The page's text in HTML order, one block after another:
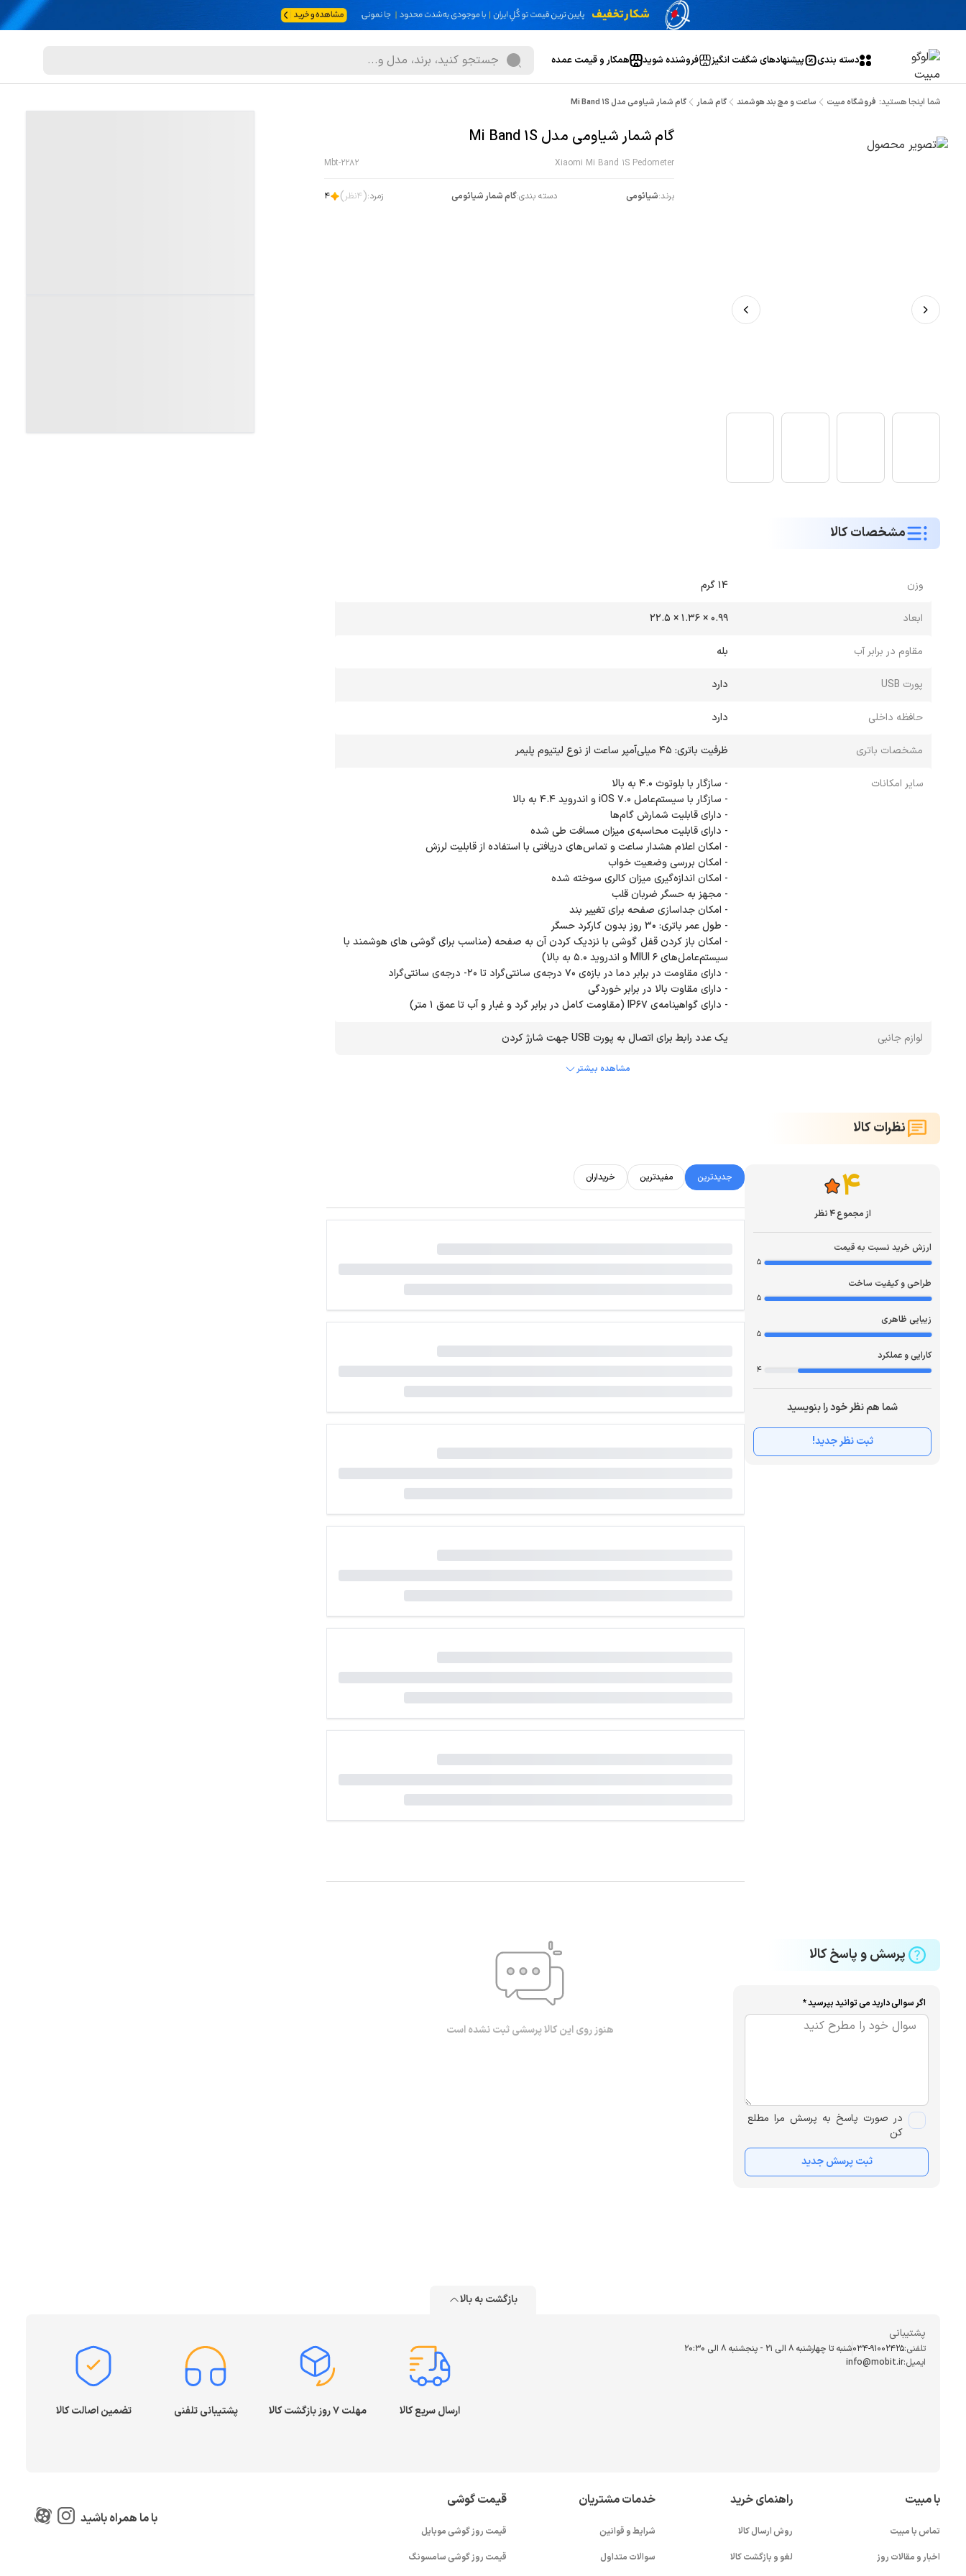
دسته بندی پیشنهاد‌های شگفت انگیز فروشنده شوید همکار و قیمت عمده
شما اینجا هستید: فروشگاه مبیت ساعت و مچ بند هوشمند گام شمار گام شمار شیاومی مدل Mi Band 1S
گام شمار شیاومی مدل Mi Band 1S
Xiaomi Mi Band 1S Pedometer
Mbt-2282
برند:شیائومی دسته بندی:گام شمار شیائومی زمرد:(
4نظر)
4
مشخصات کالا
وزن 14 گرم
ابعاد 0.99 × 1.36 × 22.5
مقاوم در برابر آب بله
پورت USB دارد
حافظه داخلی دارد
مشخصات باتری ظرفیت باتری: 45 میلی‌آمپر ساعت از نوع لیتیوم پلیمر
سایر امکانات
- امکان باز کردن قفل گوشی با نزدیک کردن آن به صفحه‌ (مناسب برای گوشی های هوشمند با
- دارای گواهینامه‌ی IP67 (مقاومت کامل در برابر گرد و غبار و آب تا عمق 1 متر)
لوازم جانبی یک عدد رابط برای اتصال به پورت USB جهت شارژ کردن
مشاهده بیشتر
نظرات کالا
4
از مجموع 4 نظر
ارزش خرید نسبت به قیمت
5
طراحی و کیفیت ساخت
5
زیبایی ظاهری
5
کارایی و عملکرد
4
شما هم نظر خود را بنویسید
ثبت نظر جدید!
جدیدترین مفیدترین خریداران
پرسش و پاسخ کالا
اگر سوالی دارید می توانید بپرسید *
در صورت پاسخ به پرسش مرا مطلع
کن
ثبت پرسش جدید
هنوز روی این کالا پرسشی ثبت نشده است
بازگشت به بالا
پشتیبانی
تلفنی:034-91002425شنبه تا چهارشنبه ۸ الی ۲۱ - پنجشنبه 8 الی ۲۰:۳۰
ایمیل:info@mobit.ir
ارسال سریع کالا مهلت ۷ روز بازگشت کالا پشتیبانی تلفنی تضمین اصالت کالا
با مبیت
تماس با مبیت
اخبار و مقالات روز
راهنمای خرید
روش ارسال کالا
لغو و بازگشت کالا
خدمات مشتریان
شرایط و قوانین
سوالات متداول
قیمت گوشی
قیمت روز گوشی موبایل
قیمت روز گوشی سامسونگ
با ما همراه باشید